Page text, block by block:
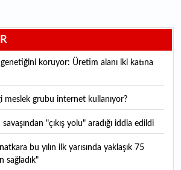
meslek grubu internet kullanıyor?
"çıkış yolu" aradığı iddia edildi
sağladık"